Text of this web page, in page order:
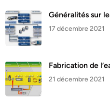
Généralités sur
17 décembre 2021
Fabrication de
21 décembre 2021